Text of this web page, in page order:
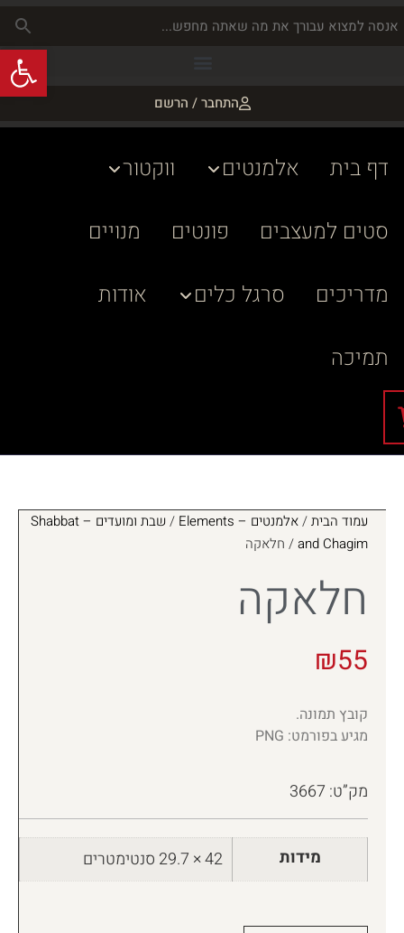
התחבר / הרשם
דף בית אלמנטים
ווקטור
סטים למעצבים
פונטים
מנויים
מדריכים
סרגל כלים
אודות
תמיכה
עמוד הבית/אלמנטים – Elements /
שבת ומועדים – Shabbat
and Chagim/ חלאקה
חלאקה
₪55
קובץ תמונה.
מגיע בפורמט: PNG
מק”ט: 3667
מידות 42 × 29.7 סנטימטרים